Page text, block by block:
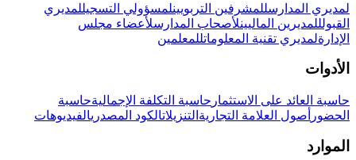
لمديري المدارسللمشرفين التربويينلمسؤولي التسجيللمديري
القبولللمديرين الماليينلأصحاب المدارسلأعضاء مجلس
الإدارةلمديري تقنية المعلوماتللمعلمين
الأدوات
حاسبة العائد على الاستثمار حاسبة التكلفة الإجماليةحاسبة
الحضور أصول العلامة التجارية التنزيلاتالكود المصدريالفيديوهات
الموارد